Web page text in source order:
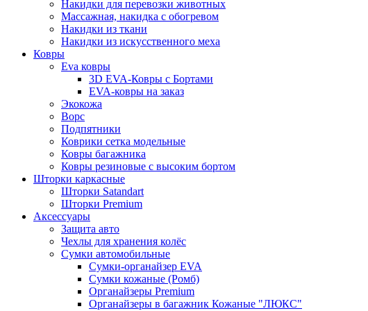
Накидки для перевозки животных
Массажная, накидка с обогревом
Накидки из ткани
Накидки из искусственного меха
Ковры
Eva ковры
3D EVA-Ковры с Бортами
EVA-ковры на заказ
Экокожа
Ворс
Подпятники
Коврики сетка модельные
Ковры багажника
Ковры резиновые с высоким бортом
Шторки каркасные
Шторки Satandart
Шторки Premium
Аксессуары
Защита авто
Чехлы для хранения колёс
Сумки автомобильные
Сумки-органайзер EVA
Сумки кожаные (Ромб)
Органайзеры Premium
Органайзеры в багажник Кожаные "ЛЮКС"